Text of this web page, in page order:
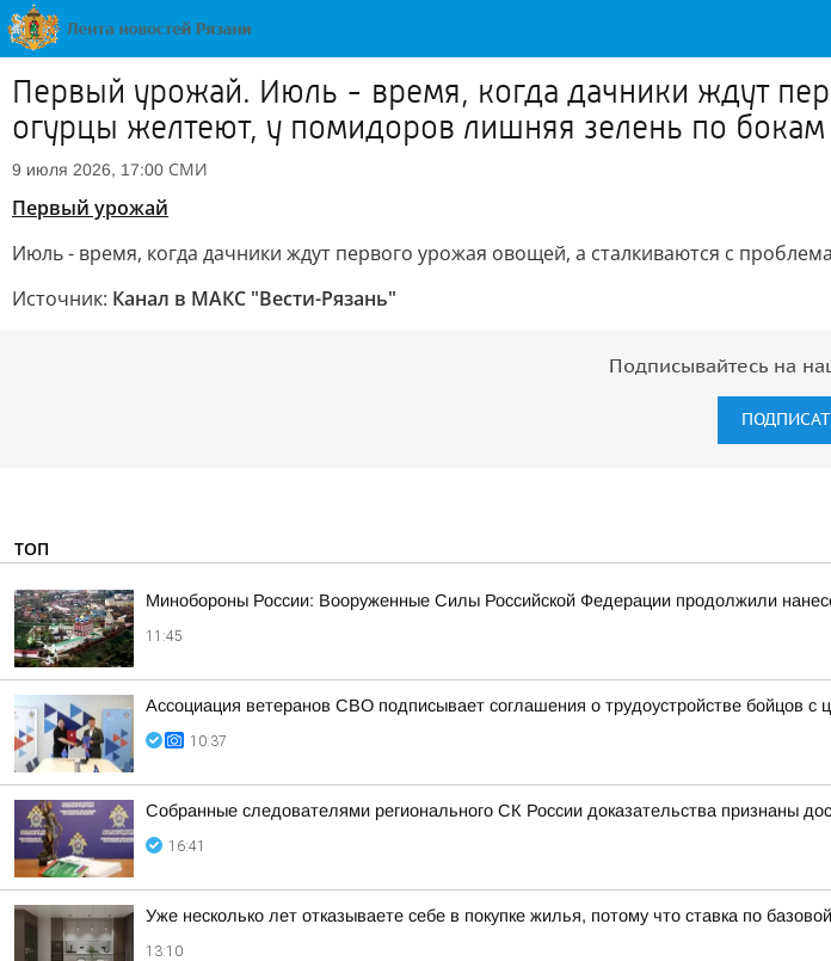
Первый урожай. Июль - время, когда дачники ждут
огурцы желтеют, у помидоров лишняя зелень по бокам
9 июля 2026, 17:00 СМИ
Первый урожай
Июль - время, когда дачники ждут первого урожая овощей, а сталкиваются с
Источник: Канал в МАКС "Вести-Рязань"
Подписывайтесь на
ТОП
Минобороны России: Вооруженные Силы Российской Федерации продолжили
11:45
Ассоциация ветеранов СВО подписывает соглашения о трудоустройстве бойцов с
10:37
Собранные следователями регионального СК России доказательства признаны
16:41
Уже несколько лет отказываете себе в покупке жилья, потому что ставка по
13:10